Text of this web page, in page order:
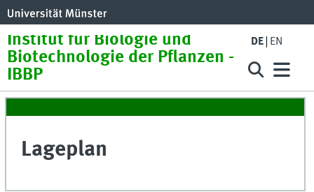
Institut für Biologie und
Biotechnologie der Pflanzen -
IBBP
DE EN
Lageplan